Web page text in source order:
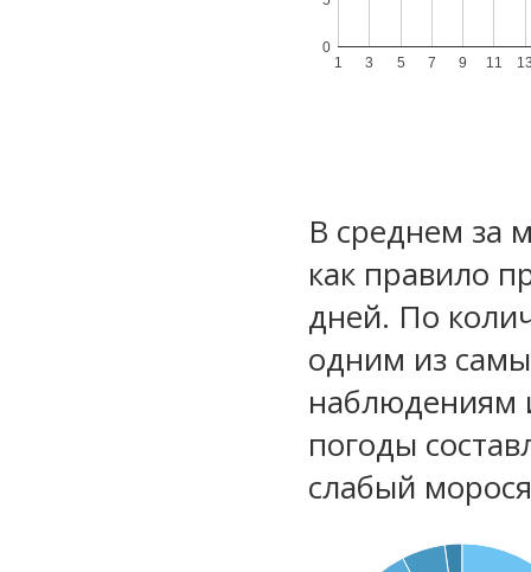
1 3 5 7 9 11
0
В среднем за
как правило
дней. По
одним из
наблюдениям
погоды
слабый